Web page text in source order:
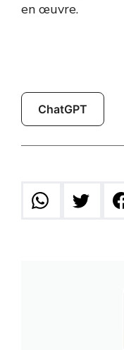
en œuvre.
ChatGPT